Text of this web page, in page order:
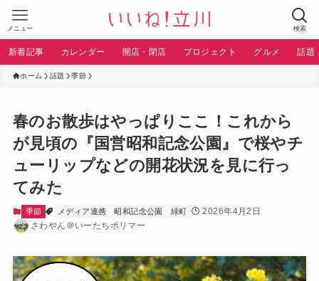
検索
メニュー
新着記事 カレンダー 開店・閉店 プロジェクト グルメ 話題
ホーム 話題 季節
春のお散歩はやっぱりここ！これから
が見頃の『国営昭和記念公園』で桜やチ
ューリップなどの開花状況を見に行っ
てみた
季節 メディア連携 昭和記念公園 緑町
2026年4月2日
さわやん＠いーたちポリマー